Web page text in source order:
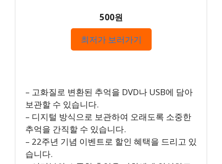
500원
최저가 보러가기
– 고화질로 변환된 추억을 DVD나 USB에 담아
보관할 수 있습니다.
– 디지털 방식으로 보관하여 오래도록 소중한
추억을 간직할 수 있습니다.
– 22주년 기념 이벤트로 할인 혜택을 드리고 있
습니다.